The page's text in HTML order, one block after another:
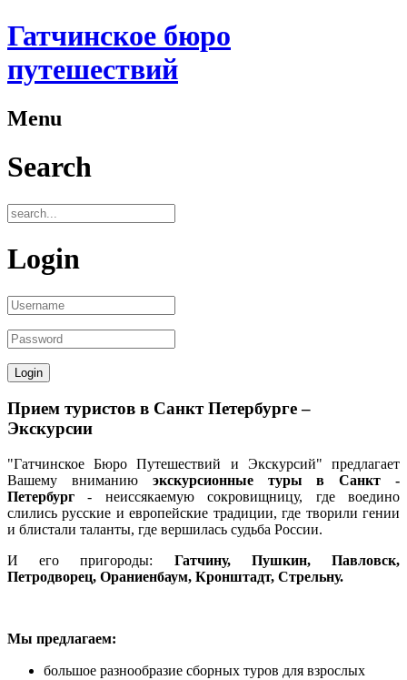
Гатчинское бюро
путешествий
Menu
Search
Login
Прием туристов в Санкт Петербурге –
Экскурсии
"Гатчинское Бюро Путешествий и Экскурсий" предлагает
Вашему вниманию экскурсионные туры в
Санкт -
Петербург - неиссякаемую сокровищницу, где воедино
слились русские и европейские традиции, где творили гении
и блистали таланты, где вершилась судьба России.
И его пригороды: Гатчину, Пушкин, Павловск,
Петродворец, Ораниенбаум, Кронштадт, Стрельну.
Мы предлагаем:
большое разнообразие сборных туров для взрослых